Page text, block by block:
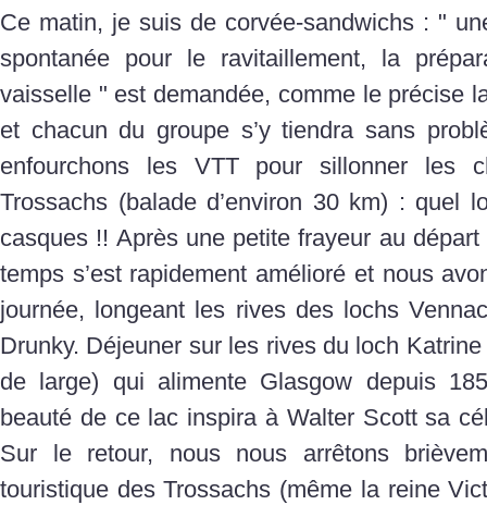
Ce matin, je suis de corvée-sandwichs : "
spontanée pour le ravitaillement, la
vaisselle " est demandée, comme le précise
et chacun du groupe s’y tiendra sans
enfourchons les VTT pour sillonner les
Trossachs (balade d’environ 30 km) : quel
casques !! Après une petite frayeur au
temps s’est rapidement amélioré et nous
journée, longeant les rives des lochs
Drunky. Déjeuner sur les rives du loch
de large) qui alimente Glasgow depuis
beauté de ce lac inspira à Walter Scott sa
Sur le retour, nous nous arrêtons
touristique des Trossachs (même la reine